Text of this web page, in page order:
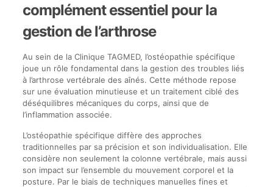
complément essentiel pour la
gestion de l’arthrose
Au sein de la Clinique TAGMED, l’ostéopathie spécifique
joue un rôle fondamental dans la gestion des troubles liés
à l’arthrose vertébrale des aînés. Cette méthode repose
sur une évaluation minutieuse et un traitement ciblé des
déséquilibres mécaniques du corps, ainsi que de
l’inflammation associée.
L’ostéopathie spécifique diffère des approches
traditionnelles par sa précision et son individualisation. Elle
considère non seulement la colonne vertébrale, mais aussi
son impact sur l’ensemble du mouvement corporel et la
posture. Par le biais de techniques manuelles fines et